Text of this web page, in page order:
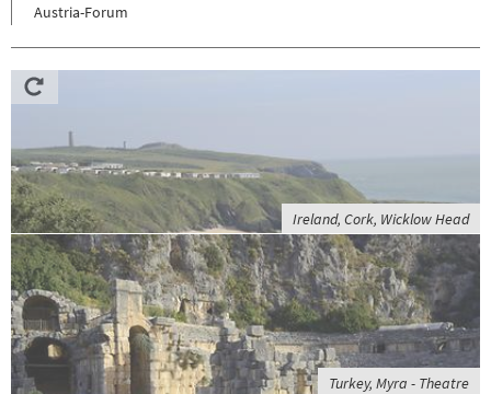
Austria-Forum
Ireland, Cork, Wicklow Head
Turkey, Myra - Theatre